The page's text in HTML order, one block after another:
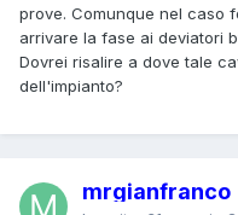
prove. Comunque nel caso
arrivare la fase ai deviatori
Dovrei risalire a dove tale
dell'impianto?
mrgianfranco